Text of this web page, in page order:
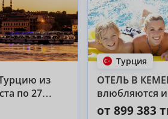
из
по 27
Турция
ОТЕЛЬ В
влюбляются
из года в год!!!
от 899 383